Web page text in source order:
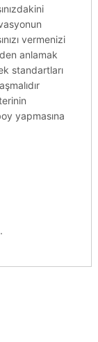
vermenizi
anlamak
standartları
yapmasına
.